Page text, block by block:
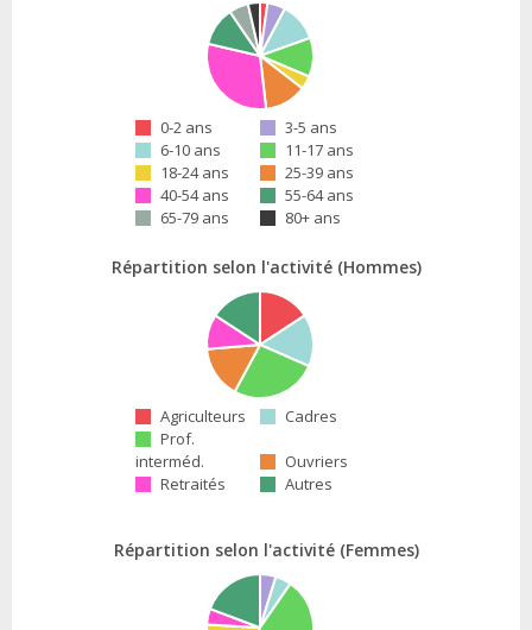
0-2 ans
3-5 ans
6-10 ans
11-17 ans
18-24 ans
25-39 ans
40-54 ans
55-64 ans
65-79 ans
80+ ans
Répartition selon l'activité (Hommes)
Agriculteurs
Cadres
Prof.
interméd.
Ouvriers
Retraités
Autres
Répartition selon l'activité (Femmes)